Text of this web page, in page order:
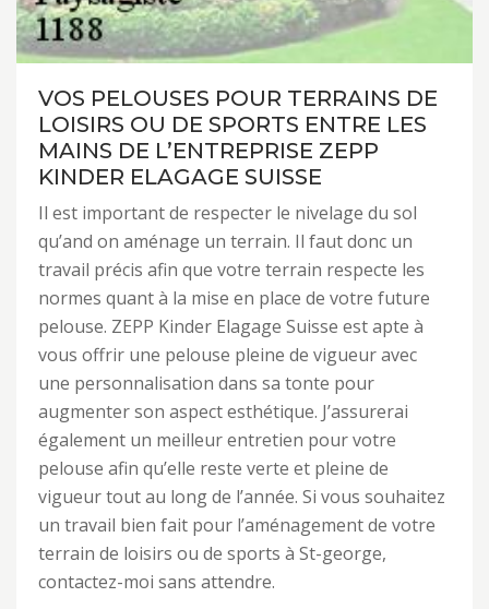
VOS PELOUSES POUR TERRAINS DE
LOISIRS OU DE SPORTS ENTRE LES
MAINS DE L’ENTREPRISE ZEPP
KINDER ELAGAGE SUISSE
Il est important de respecter le nivelage du sol
qu’and on aménage un terrain. Il faut donc un
travail précis afin que votre terrain respecte les
normes quant à la mise en place de votre future
pelouse. ZEPP Kinder Elagage Suisse est apte à
vous offrir une pelouse pleine de vigueur avec
une personnalisation dans sa tonte pour
augmenter son aspect esthétique. J’assurerai
également un meilleur entretien pour votre
pelouse afin qu’elle reste verte et pleine de
vigueur tout au long de l’année. Si vous souhaitez
un travail bien fait pour l’aménagement de votre
terrain de loisirs ou de sports à St-george,
contactez-moi sans attendre.